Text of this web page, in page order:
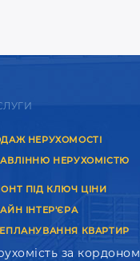
НЕРУХОМОСТІ
НЕРУХОМІСТЮ
ПІД КЛЮЧ ЦІНИ
ІНТЕР'ЄРА
КВАРТИР
за кордоном